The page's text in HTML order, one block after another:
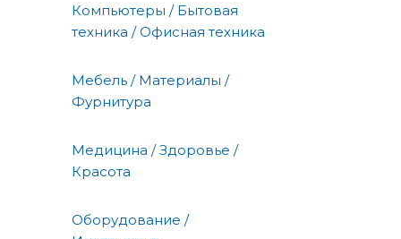
Компьютеры / Бытовая
техника / Офисная техника
Мебель / Материалы /
Фурнитура
Медицина / Здоровье /
Красота
Оборудование /